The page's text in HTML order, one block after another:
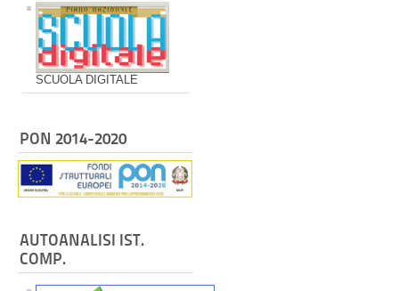
SCUOLA DIGITALE
PON 2014-2020
AUTOANALISI IST.
COMP.